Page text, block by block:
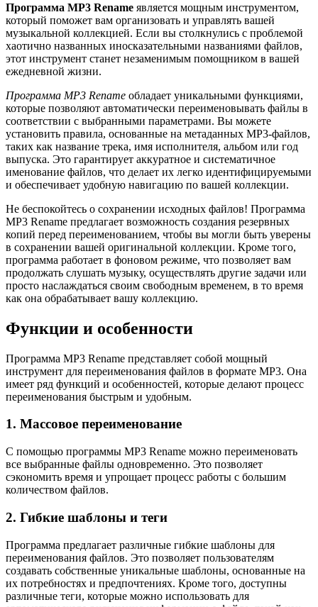
Программа MP3 Rename является мощным инструментом,
который поможет вам организовать и управлять вашей
музыкальной коллекцией. Если вы столкнулись с проблемой
хаотично названных иносказательными названиями файлов,
этот инструмент станет незаменимым помощником в вашей
ежедневной жизни.
Программа MP3 Rename обладает уникальными функциями,
которые позволяют автоматически переименовывать файлы в
соответствии с выбранными параметрами. Вы можете
установить правила, основанные на метаданных MP3-файлов,
таких как название трека, имя исполнителя, альбом или год
выпуска. Это гарантирует аккуратное и систематичное
именование файлов, что делает их легко идентифицируемыми
и обеспечивает удобную навигацию по вашей коллекции.
Не беспокойтесь о сохранении исходных файлов! Программа
MP3 Rename предлагает возможность создания резервных
копий перед переименованием, чтобы вы могли быть уверены
в сохранении вашей оригинальной коллекции. Кроме того,
программа работает в фоновом режиме, что позволяет вам
продолжать слушать музыку, осуществлять другие задачи или
просто наслаждаться своим свободным временем, в то время
как она обрабатывает вашу коллекцию.
Функции и особенности
Программа MP3 Rename представляет собой мощный
инструмент для переименования файлов в формате MP3. Она
имеет ряд функций и особенностей, которые делают процесс
переименования быстрым и удобным.
1. Массовое переименование
С помощью программы MP3 Rename можно переименовать
все выбранные файлы одновременно. Это позволяет
сэкономить время и упрощает процесс работы с большим
количеством файлов.
2. Гибкие шаблоны и теги
Программа предлагает различные гибкие шаблоны для
переименования файлов. Это позволяет пользователям
создавать собственные уникальные шаблоны, основанные на
их потребностях и предпочтениях. Кроме того, доступны
различные теги, которые можно использовать для